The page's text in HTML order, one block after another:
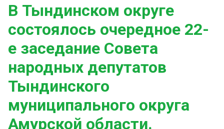
В Тындинском округе
состоялось очередное 22-
е заседание Совета
народных депутатов
Тындинского
муниципального округа
Амурской области.